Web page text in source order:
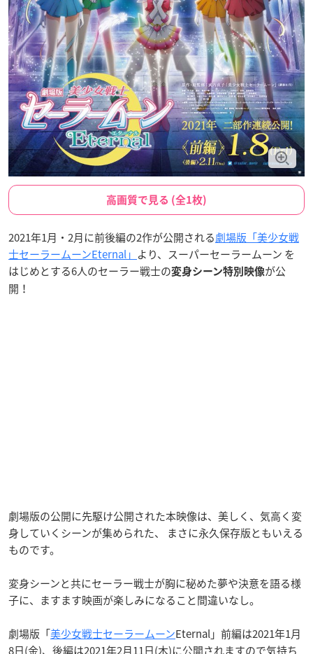
高画質で見る (全1枚)
2021年1月・2月に前後編の2作が公開される劇場版「美少女戦
士セーラームーンEternal」 より、スーパーセーラームーン を
はじめとする6人のセーラー戦士の変身シーン特別映像が公
開！
劇場版の公開に先駆け公開された本映像は、美しく、気高く変
身していくシーンが集められた、 まさに永久保存版ともいえる
ものです。
変身シーンと共にセーラー戦士が胸に秘めた夢や決意を語る様
子に、ますます映画が楽しみになること間違いなし。
劇場版「美少女戦士セーラームーンEternal」前編は2021年1月
8日(金)、後編は2021年2月11日(木)に公開されますので気持ち